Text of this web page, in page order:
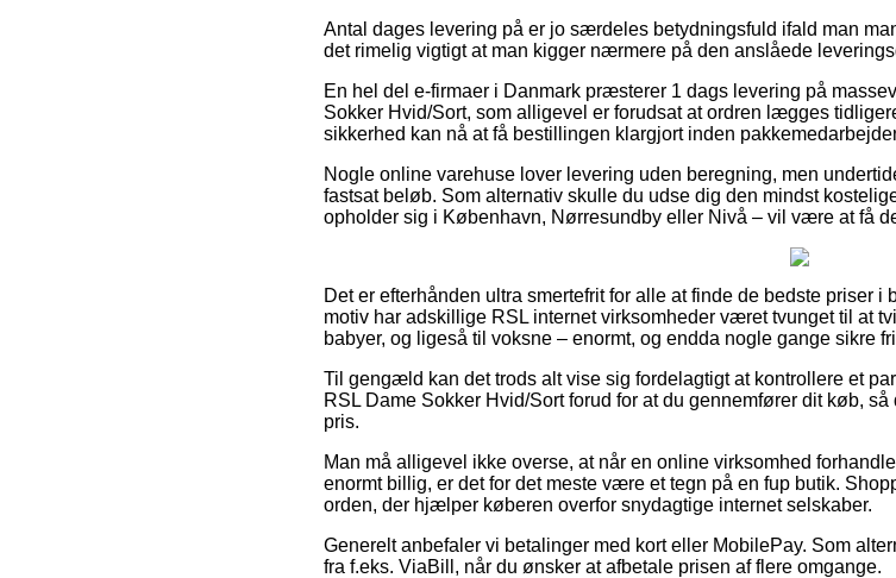
Antal dages levering på er jo særdeles betydningsfuld ifald man
det rimelig vigtigt at man kigger nærmere på den anslåede
En hel del e-firmaer i Danmark præsterer 1 dags levering på
Sokker Hvid/Sort, som alligevel er forudsat at ordren lægges
sikkerhed kan nå at få bestillingen klargjort inden
Nogle online varehuse lover levering uden beregning, men
fastsat beløb. Som alternativ skulle du udse dig den mindst
opholder sig i København, Nørresundby eller Nivå – vil være at få
Det er efterhånden ultra smertefrit for alle at finde de bedste priser
motiv har adskillige RSL internet virksomheder været tvunget til at
babyer, og ligeså til voksne – enormt, og endda nogle gange sikre
Til gengæld kan det trods alt vise sig fordelagtigt at kontrollere et
RSL Dame Sokker Hvid/Sort forud for at du gennemfører dit køb,
pris.
Man må alligevel ikke overse, at når en online virksomhed
enormt billig, er det for det meste være et tegn på en fup butik.
orden, der hjælper køberen overfor snydagtige internet selskaber.
Generelt anbefaler vi betalinger med kort eller MobilePay. Som
fra f.eks. ViaBill, når du ønsker at afbetale prisen af flere omgange.